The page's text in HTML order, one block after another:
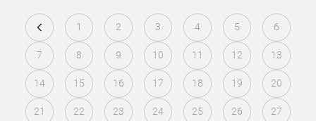
1 2 3 4 5 6
7 8 9 10 11 12 13
14 15 16 17 18 19 20
21 22 23 24 25 26 27